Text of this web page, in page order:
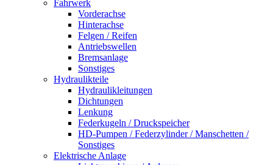
Fahrwerk
Vorderachse
Hinterachse
Felgen / Reifen
Antriebswellen
Bremsanlage
Sonstiges
Hydraulikteile
Hydraulikleitungen
Dichtungen
Lenkung
Federkugeln / Druckspeicher
HD-Pumpen / Federzylinder / Manschetten /
Sonstiges
Elektrische Anlage